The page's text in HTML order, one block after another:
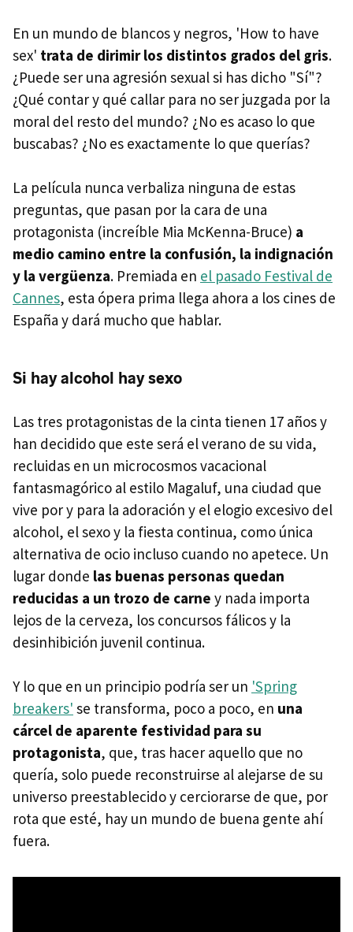
En un mundo de blancos y negros, 'How to have
sex' trata de dirimir los distintos grados del gris.
¿Puede ser una agresión sexual si has dicho "Sí"?
¿Qué contar y qué callar para no ser juzgada por la
moral del resto del mundo? ¿No es acaso lo que
buscabas? ¿No es exactamente lo que querías?
La película nunca verbaliza ninguna de estas
preguntas, que pasan por la cara de una
protagonista (increíble Mia McKenna-Bruce) a
medio camino entre la confusión, la indignación
y la vergüenza. Premiada en el pasado Festival de
Cannes, esta ópera prima llega ahora a los cines de
España y dará mucho que hablar.
Si hay alcohol hay sexo
Las tres protagonistas de la cinta tienen 17 años y
han decidido que este será el verano de su vida,
recluidas en un microcosmos vacacional
fantasmagórico al estilo Magaluf, una ciudad que
vive por y para la adoración y el elogio excesivo del
alcohol, el sexo y la fiesta continua, como única
alternativa de ocio incluso cuando no apetece. Un
lugar donde las buenas personas quedan
reducidas a un trozo de carne y nada importa
lejos de la cerveza, los concursos fálicos y la
desinhibición juvenil continua.
Y lo que en un principio podría ser un 'Spring
breakers' se transforma, poco a poco, en una
cárcel de aparente festividad para su
protagonista, que, tras hacer aquello que no
quería, solo puede reconstruirse al alejarse de su
universo preestablecido y cerciorarse de que, por
rota que esté, hay un mundo de buena gente ahí
fuera.